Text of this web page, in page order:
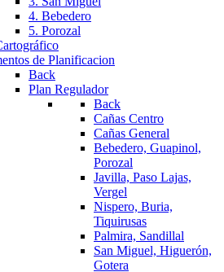
4. Bebedero
5. Porozal
de Planificacion
Back
Plan Regulador
Back
Cañas Centro
Cañas General
Bebedero, Guapinol,
Porozal
Javilla, Paso Lajas,
Vergel
Nispero, Buria,
Tiquirusas
Palmira, Sandillal
San Miguel, Higuerón,
Gotera